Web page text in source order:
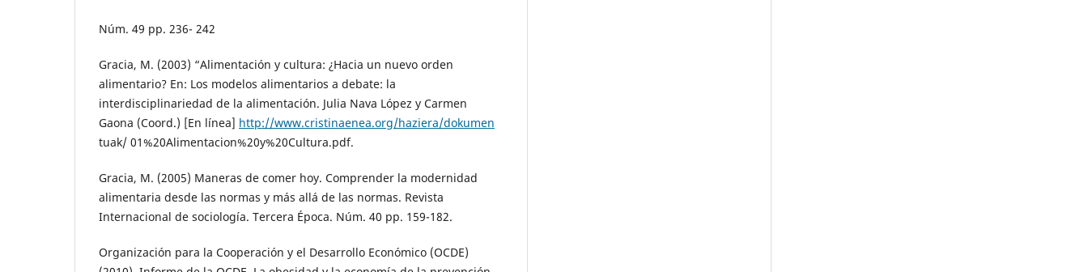
Núm. 49 pp. 236- 242
Gracia, M. (2003) “Alimentación y cultura: ¿Hacia un nuevo orden
alimentario? En: Los modelos alimentarios a debate: la
interdisciplinariedad de la alimentación. Julia Nava López y Carmen
Gaona (Coord.) [En línea] http://www.cristinaenea.org/haziera/dokumen
tuak/ 01%20Alimentacion%20y%20Cultura.pdf.
Gracia, M. (2005) Maneras de comer hoy. Comprender la modernidad
alimentaria desde las normas y más allá de las normas. Revista
Internacional de sociología. Tercera Época. Núm. 40 pp. 159-182.
Organización para la Cooperación y el Desarrollo Económico (OCDE)